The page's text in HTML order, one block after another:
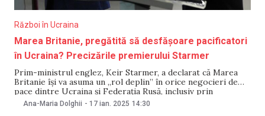
Război în Ucraina
Marea Britanie, pregătită să desfășoare pacificatori
în Ucraina? Precizările premierului Starmer
Prim-ministrul englez, Keir Starmer, a declarat că Marea
Britanie își va asuma un „rol deplin” în orice negocieri de
pace dintre Ucraina și Federația Rusă, inclusiv prin
desfășurarea de trupe britanice de menținere a păcii.
Precizarea a fost făcută într-un interviu pentru televiziunea
Ana-Maria Dolghii - 17 ian. 2025 14:30